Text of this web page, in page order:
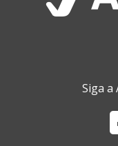
Siga a